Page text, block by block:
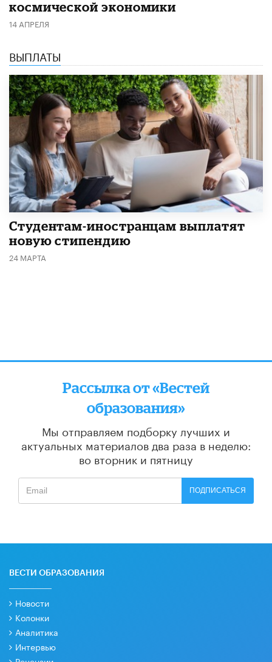
космической экономики
14 АПРЕЛЯ
ВЫПЛАТЫ
Студентам-иностранцам выплатят
новую стипендию
24 МАРТА
Рассылка от «Вестей
образования»
Мы отправляем подборку лучших и
актуальных материалов два раза в неделю:
во вторник и пятницу
ПОДПИСАТЬСЯ
ВЕСТИ ОБРАЗОВАНИЯ
Новости
Колонки
Аналитика
Интервью